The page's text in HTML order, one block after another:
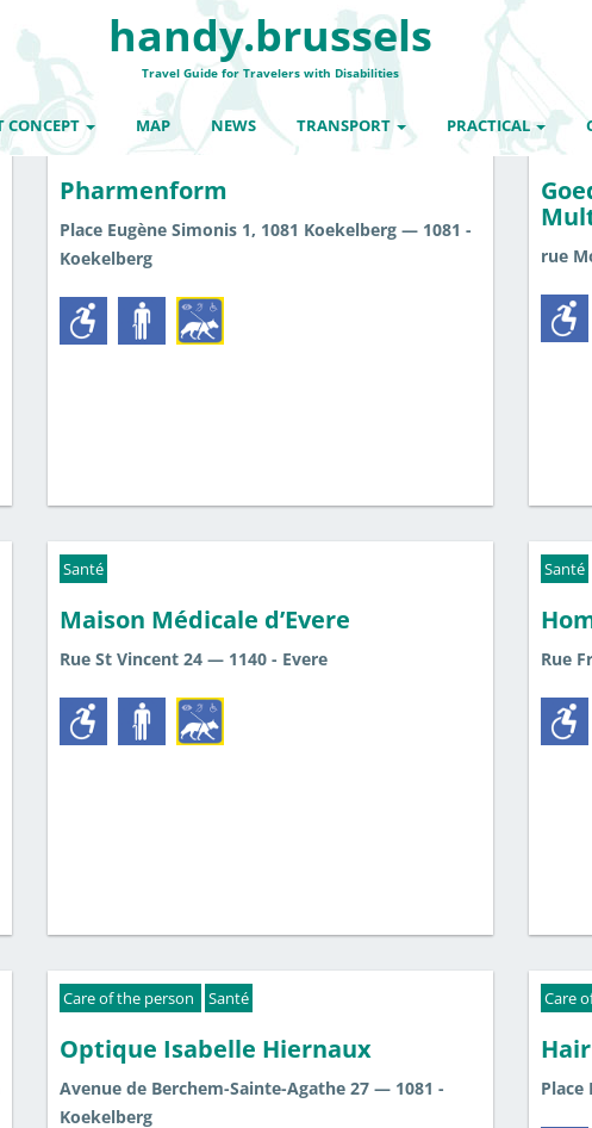
handy.brussels
Travel Guide for Travelers with Disabilities
CONCEPT MAP NEWS TRANSPORT PRACTICAL
Santé Shopping
Pharmenform
Place Eugène Simonis 1, 1081 Koekelberg — 1081 -
Koekelberg
Santé
rue
Santé
Maison Médicale d’Evere
Rue St Vincent 24 — 1140 - Evere
Santé
Rue
Care of the person Santé
Optique Isabelle Hiernaux
Avenue de Berchem-Sainte-Agathe 27 — 1081 -
Koekelberg
Care
Place